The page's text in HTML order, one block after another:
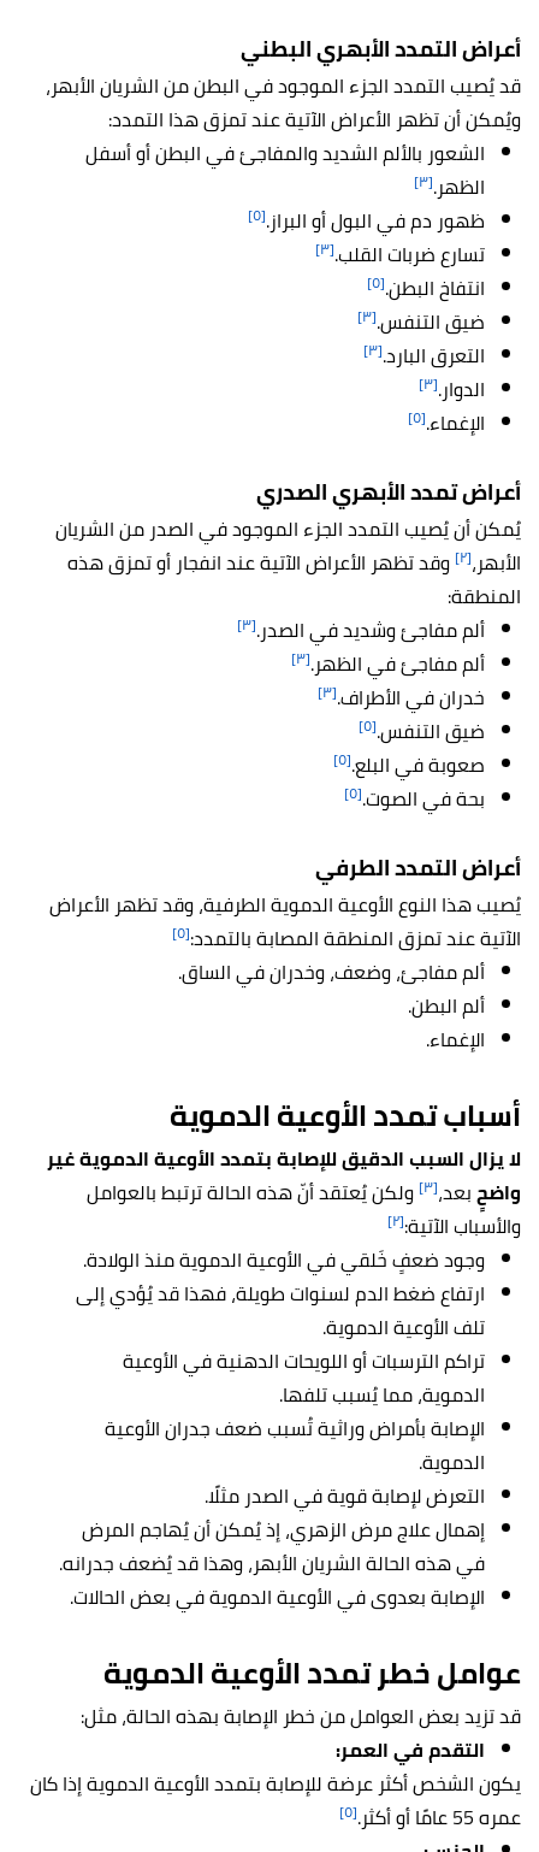
أعراض التمدد الأبهري البطني
قد يُصيب التمدد الجزء الموجود في البطن من الشريان الأبهر،
ويُمكن أن تظهر الأعراض الآتية عند تمزق هذا التمدد:
الشعور بالألم الشديد والمفاجئ في البطن أو أسفل
الظهر.[٣]
ظهور دم في البول أو البراز.[٥]
تسارع ضربات القلب.[٣]
انتفاخ البطن.[٥]
ضيق التنفس.[٣]
التعرق البارد.[٣]
الدوار.[٣]
الإغماء.[٥]
أعراض تمدد الأبهري الصدري
يُمكن أن يُصيب التمدد الجزء الموجود في الصدر من الشريان
الأبهر،[٢]
وقد تظهر الأعراض الآتية عند انفجار أو تمزق هذه
المنطقة:
ألم مفاجئ وشديد في الصدر.[٣]
ألم مفاجئ في الظهر.[٣]
خدران في الأطراف.[٣]
ضيق التنفس.[٥]
صعوبة في البلع.[٥]
بحة في الصوت.[٥]
أعراض التمدد الطرفي
يُصيب هذا النوع الأوعية الدموية الطرفية، وقد تظهر الأعراض
الآتية عند تمزق المنطقة المصابة بالتمدد:[٥]
ألم مفاجئ، وضعف، وخدران في الساق.
ألم البطن.
الإغماء.
أسباب تمدد الأوعية الدموية
لا يزال السبب الدقيق للإصابة بتمدد الأوعية الدموية غير
واضحٍبعد،[٣]
ولكن يُعتقد أنّ هذه الحالة ترتبط بالعوامل
والأسباب الآتية:[٢]
وجود ضعفٍ خَلقي في الأوعية الدموية منذ الولادة.
ارتفاع ضغط الدم لسنوات طويلة، فهذا قد يُؤدي إلى
تلف الأوعية الدموية.
تراكم الترسبات أو اللويحات الدهنية في الأوعية
الدموية، مما يُسبب تلفها.
الإصابة بأمراض وراثية تُسبب ضعف جدران الأوعية
الدموية.
التعرض لإصابة قوية في الصدر مثلًا.
إهمال علاج مرض الزهري، إذ يُمكن أن يُهاجم المرض
في هذه الحالة الشريان الأبهر، وهذا قد يُضعف جدرانه.
الإصابة بعدوى في الأوعية الدموية في بعض الحالات.
عوامل خطر تمدد الأوعية الدموية
قد تزيد بعض العوامل من خطر الإصابة بهذه الحالة، مثل:
التقدم في العمر:
يكون الشخص أكثر عرضة للإصابة بتمدد الأوعية الدموية إذا كان
عمره 55 عامًا أو أكثر.
[٥]